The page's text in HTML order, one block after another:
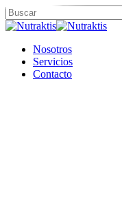
Skip
to
content
Close
Menu
Nosotros
Servicios
Contacto